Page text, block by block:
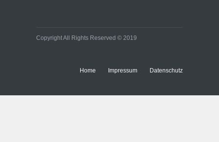
Copyright All Rights Reserved © 2019
Home Impressum Datenschutz